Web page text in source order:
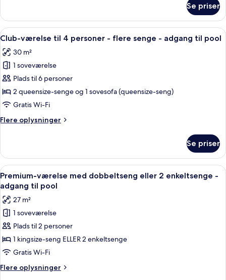
queensize-
senge
-
adgang
til
pool
værelse
til
4
2
senge
-
adgang
til
pool
Se priser
Indlæs
alle
billeder
af
Club-
værelse
til
personer
senge
-
adgang
til
pool
Et moderne hotelværelse med en
5
Club-værelse til 4 personer - flere senge - adgang til pool
30 m²
1 soveværelse
Plads til 6 personer
2 queensize-senge og 1 sovesofa (queensize-seng)
Gratis Wi-Fi
Flere oplysninger
Flere
værelse
til
4
personer
flere
senge
adgang
til
Se priser
Indlæs
alle
billeder
af
Premium-
værelse
med
dobbeltseng
eller
2
Et hotelværelse med en stor seng,
8
Premium-værelse med dobbeltseng eller 2 enkeltsenge -
adgang til pool
27 m²
1 soveværelse
Plads til 2 personer
1 kingsize-seng ELLER 2 enkeltsenge
Gratis Wi-Fi
Flere oplysninger
Flere